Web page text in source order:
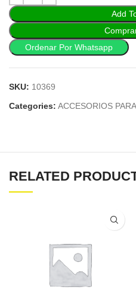
Add
Ordenar Por Whatsapp
SKU: 10369
Categories: ACCESORIOS
RELATED